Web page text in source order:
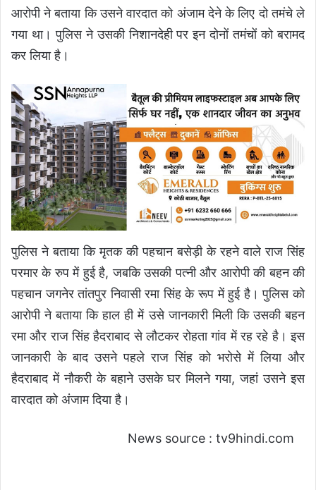
आरोपी ने बताया कि उसने वारदात को अंजाम देने के लिए दो तमंचे ले
गया था। पुलिस ने उसकी निशानदेही पर इन दोनों तमंचों को बरामद
कर लिया है।
पुलिस ने बताया कि मृतक की पहचान बसेड़ी के रहने वाले राज सिंह
परमार के रुप में हुई है, जबकि उसकी पत्नी और आरोपी की बहन की
पहचान जगनेर तांतपुर निवासी रमा सिंह के रूप में हुई है। पुलिस को
आरोपी ने बताया कि हाल ही में उसे जानकारी मिली कि उसकी बहन
रमा और राज सिंह हैदराबाद से लौटकर रोहता गांव में रह रहे है। इस
जानकारी के बाद उसने पहले राज सिंह को भरोसे में लिया और
हैदराबाद में नौकरी के बहाने उसके घर मिलने गया, जहां उसने इस
वारदात को अंजाम दिया है।
News source : tv9hindi.com